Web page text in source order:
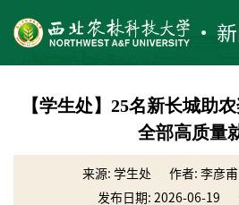
【学生处】25名新长城助
全部高质量
来源: 学生处
作者: 李彦
发布日期: 2026-06-19